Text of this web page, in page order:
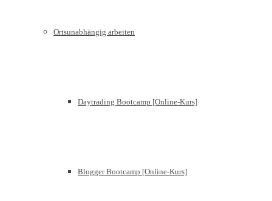
Ortsunabhängig arbeiten
Daytrading Bootcamp [Online-Kurs]
Blogger Bootcamp [Online-Kurs]